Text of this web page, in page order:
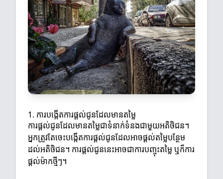
1. ការបង្កើតការផ្តល់ជូនដែលមានតម្លៃ
ការផ្តល់ជូនដែលមានតម្លៃជាទំនាក់ទំនងជាមួយអតិថិជន។
អ្នកត្រូវតែចេះបង្កើតការផ្តល់ជូនដែលអាចផ្តល់តម្លៃបន្ថែម
ដល់អតិថិជន។ ការផ្តល់ជូននេះអាចជាការបញ្ចុះតម្លៃ ឬក៏ការ
ផ្តល់ម៉ាកថ្មីៗ។